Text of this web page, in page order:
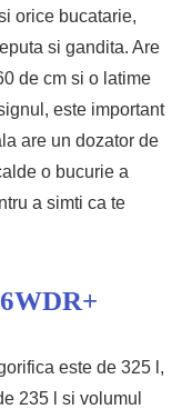
orice bucatarie,
si gandita. Are
de cm si o latime
este important
are un dozator de
o bucurie a
a simti ca te
este de 325 l,
235 l si volumul